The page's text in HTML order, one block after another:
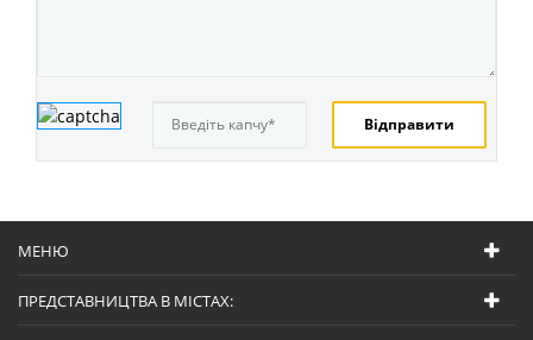
МЕНЮ
ПРЕДСТАВНИЦТВА В МІСТАХ: